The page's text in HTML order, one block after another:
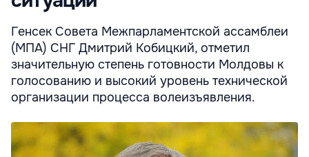
Генсек Совета Межпарламентской ассамблеи
(МПА) СНГ Дмитрий Кобицкий, отметил
значительную степень готовности Молдовы к
голосованию и высокий уровень технической
организации процесса волеизъявления.